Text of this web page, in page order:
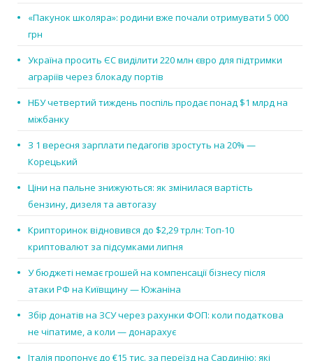
«Пакунок школяра»: родини вже почали отримувати 5 000
грн
Україна просить ЄС виділити 220 млн євро для підтримки
аграріїв через блокаду портів
НБУ четвертий тиждень поспіль продає понад $1 млрд на
міжбанку
З 1 вересня зарплати педагогів зростуть на 20% —
Корецький
Ціни на пальне знижуються: як змінилася вартість
бензину, дизеля та автогазу
Крипторинок відновився до $2,29 трлн: Топ-10
криптовалют за підсумками липня
У бюджеті немає грошей на компенсації бізнесу після
атаки РФ на Київщину — Южаніна
Збір донатів на ЗСУ через рахунки ФОП: коли податкова
не чіпатиме, а коли — донарахує
Італія пропонує до €15 тис. за переїзд на Сардинію: які